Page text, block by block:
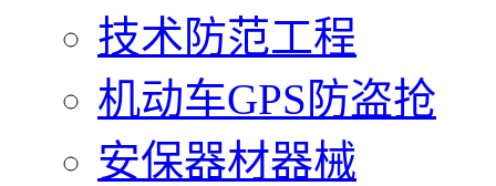
技术防范工程
机动车GPS防盗抢
安保器材器械